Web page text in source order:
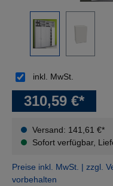
310,59 €*
Versand: 141,61 €*
Sofort verfügbar,
inkl. MwSt.
Preise inkl. MwSt. | zzgl.
vorbehalten